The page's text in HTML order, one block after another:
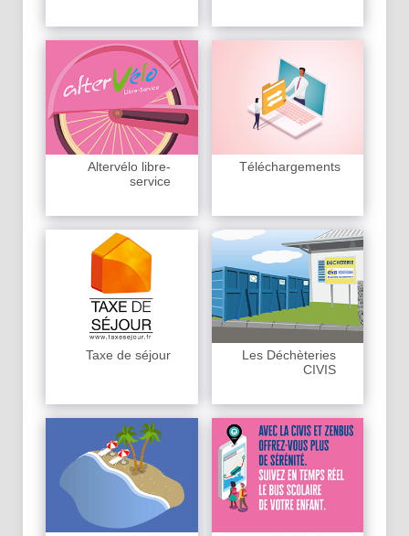
Altervélo libre-
service
Téléchargements
Taxe de séjour
Les Déchèteries
CIVIS